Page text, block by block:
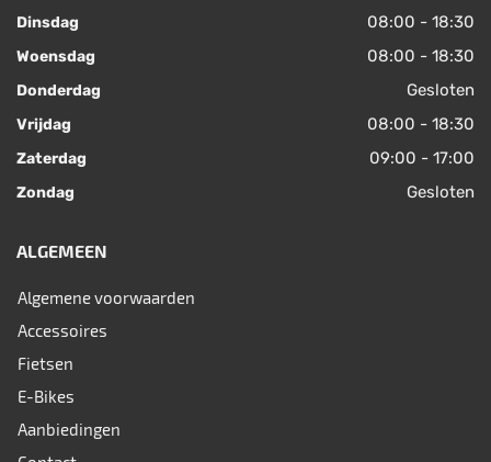
Dinsdag 08:00 - 18:30
Woensdag 08:00 - 18:30
Donderdag Gesloten
Vrijdag 08:00 - 18:30
Zaterdag 09:00 - 17:00
Zondag Gesloten
ALGEMEEN
Algemene voorwaarden
Accessoires
Fietsen
E-Bikes
Aanbiedingen